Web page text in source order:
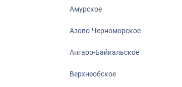
Амурское
Азово-Черноморское
Ангаро-Байкальское
Верхнеобское